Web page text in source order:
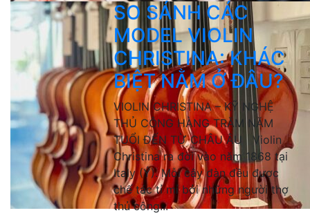
SO SÁNH CÁC
MODEL VIOLIN
CHRISTINA: KHÁC
BIỆT NẰM Ở ĐÂU?
VIOLIN CHRISTINA – KỸ NGHỆ
THỦ CÔNG HÀNG TRĂM NĂM
TUỔI ĐẾN TỪ CHÂU ÂU Violin
Christina ra đời vào năm 1868 tại
Italy (Ý). Mỗi cây đàn đều được
chế tác tỉ mỉ bởi những người thợ
thủ công...